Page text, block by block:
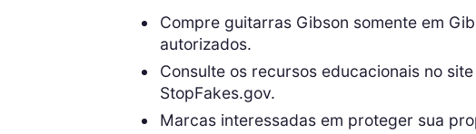
Compre guitarras Gibson somente em
autorizados.
Consulte os recursos educacionais no
StopFakes.gov.
Marcas interessadas em proteger sua